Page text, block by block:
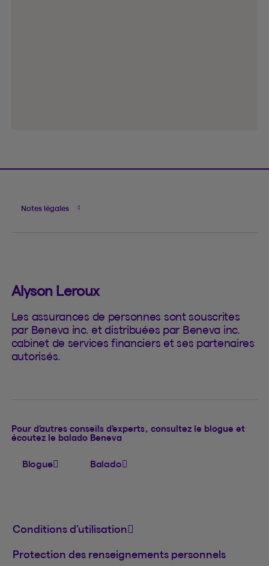
Notes légales
Alyson Leroux
Les assurances de personnes sont souscrites
par Beneva inc. et distribuées par Beneva inc.
cabinet de services financiers et ses partenaires
autorisés.
Pour d’autres conseils d’experts, consultez le blogue et
écoutez le balado Beneva
Blogue Balado
Conditions d’utilisation
Protection des renseignements personnels